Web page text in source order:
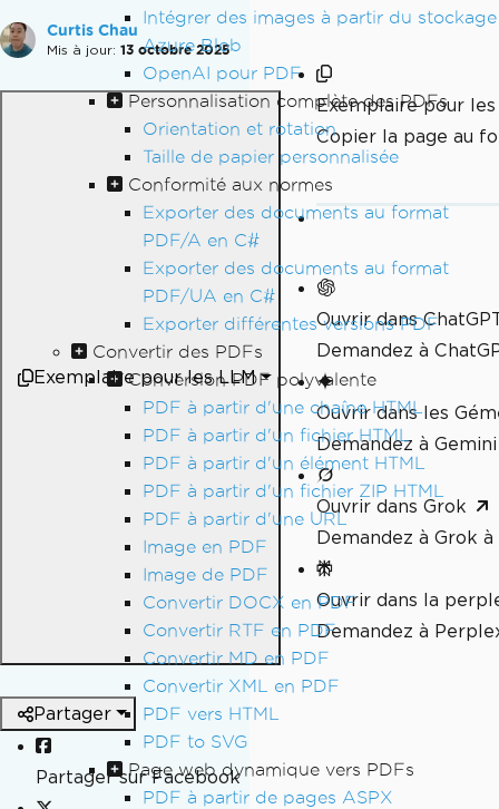
Intégrer des images à partir du stockage
Azure Blob
OpenAI pour PDF
Personnalisation complète des PDFs
Orientation et rotation
Taille de papier personnalisée
Conformité aux normes
Exporter des documents au format
PDF/A en C#
Exporter des documents au format
PDF/UA en C#
Exporter différentes versions PDF
Convertir des PDFs
Conversion PDF polyvalente
PDF à partir d'une chaîne HTML
PDF à partir d'un fichier HTML
PDF à partir d'un élément HTML
PDF à partir d'un fichier ZIP HTML
PDF à partir d'une URL
Image en PDF
Image de PDF
Convertir DOCX en PDF
Convertir RTF en PDF
Convertir MD en PDF
Convertir XML en PDF
PDF vers HTML
PDF to SVG
Page web dynamique vers PDFs
PDF à partir de pages ASPX
Curtis Chau
Mis à jour: 13 octobre 2025
Exemplaire pour les LLM
Exemplaire pour les
Copier la page au
Ouvrir dans
Demandez à
Ouvrir dans les
Demandez à
Ouvrir dans Grok
Demandez à Grok
Ouvrir dans la
Demandez à
Partager
Partager sur Facebook